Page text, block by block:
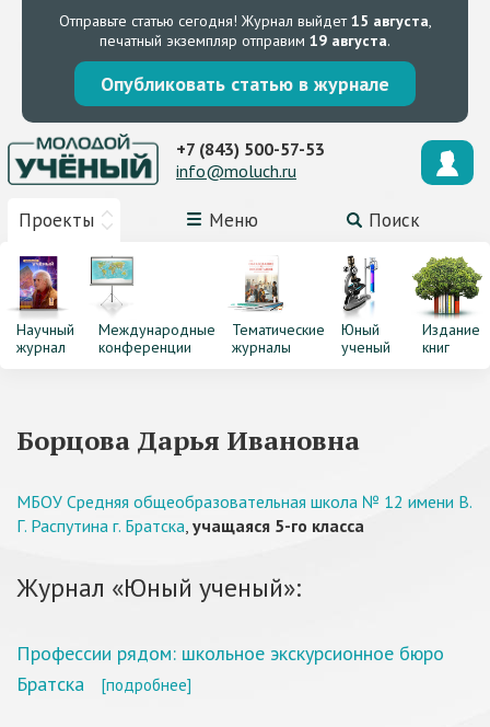
Отправьте статью сегодня! Журнал выйдет15 августа,
печатный экземпляр отправим 19 августа.
Опубликовать статью в журнале
Проекты Меню Поиск
+7 (843) 500-57-53
info@moluch.ru
Научный
журнал
Международные
конференции
Тематические
журналы
Юный
ученый
Издание
книг
Борцова Дарья Ивановна
МБОУ Средняя общеобразовательная школа № 12 имени В.
Г. Распутина г. Братска, учащаяся 5-го класса
Журнал «Юный ученый»:
Профессии рядом: школьное экскурсионное бюро
Братска
[подробнее]